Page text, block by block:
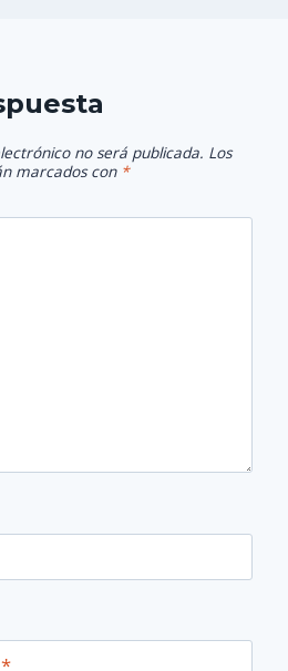
no será publicada. Los
marcados con *
*